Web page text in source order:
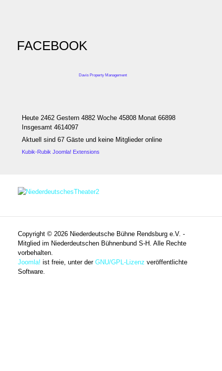
FACEBOOK
Davis Property Management
Heute 2462 Gestern 4882 Woche 45808 Monat 66898
Insgesamt 4614097
Aktuell sind 67 Gäste und keine Mitglieder online
Kubik-Rubik Joomla! Extensions
Copyright © 2026 Niederdeutsche Bühne Rendsburg e.V. -
Mitglied im Niederdeutschen Bühnenbund S-H. Alle Rechte
vorbehalten.
Joomla! ist freie, unter derGNU/GPL-Lizenz veröffentlichte
Software.